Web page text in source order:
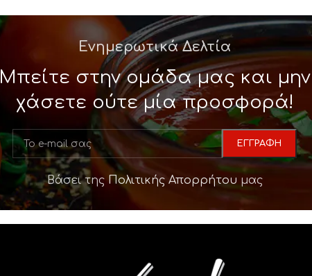
Ενημερωτικά Δελτία
Μπείτε στην ομάδα μας και μην
χάσετε ούτε μία προσφορά!
Βάσει της Πολιτικής Απορρήτου μας